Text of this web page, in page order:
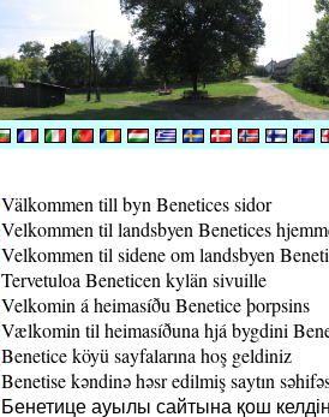
Välkommen till byn Benetices sidor
Velkommen til landsbyen Benetices
Velkommen til sidene om landsbyen
Tervetuloa Beneticen kylän sivuille
Velkomin á heimasíðu Benetice þorpsins
Vælkomin til heimasíðuna hjá bygdini
Benetice köyü sayfalarına hoş geldiniz
Benetise kəndinə həsr edilmiş saytın
Бенетице ауылы сайтына қош